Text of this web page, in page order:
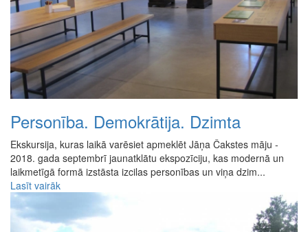
Personība. Demokrātija. Dzimta
Ekskursija, kuras laikā varēsiet apmeklēt Jāņa Čakstes māju -
2018. gada septembrī jaunatklātu ekspozīciju, kas modernā un
laikmetīgā formā izstāsta izcilas personības un viņa dzim...
Lasīt vairāk